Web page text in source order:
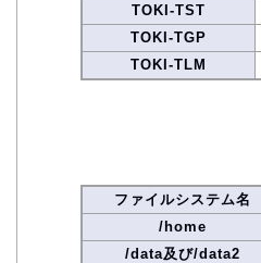
TOKI-TST
TOKI-TGP
TOKI-TLM
ファイルシステム名
/home
/data及び/data2